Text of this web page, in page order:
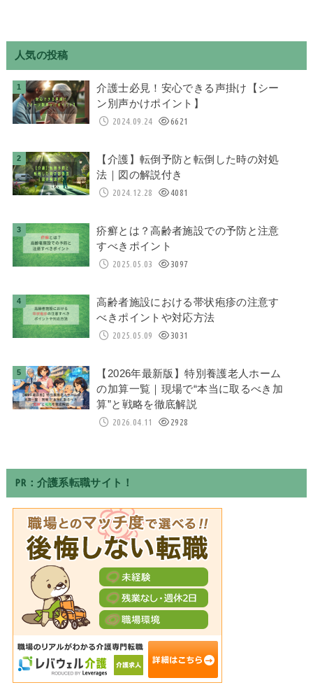
人気の投稿
介護士必見！安心できる声掛け【シー
ン別声かけポイント】
2024.09.24 6621
【介護】転倒予防と転倒した時の対処
法｜図の解説付き
2024.12.28 4081
疥癬とは？高齢者施設での予防と注意
すべきポイント
2025.05.03 3097
高齢者施設における帯状疱疹の注意す
べきポイントや対応方法
2025.05.09 3031
【2026年最新版】特別養護老人ホーム
の加算一覧｜現場で“本当に取るべき加
算”と戦略を徹底解説
2026.04.11 2928
PR：介護系転職サイト！